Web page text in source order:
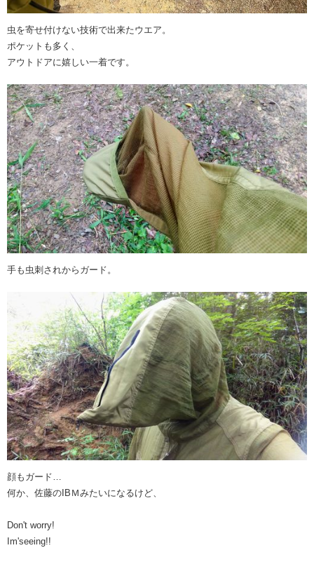
虫を寄せ付けない技術で出来たウエア。
ポケットも多く、
アウトドアに嬉しい一着です。
手も虫刺されからガード。
顔もガード…
何か、佐藤のIBＭみたいになるけど、
Don't worry!
Im'seeing!!